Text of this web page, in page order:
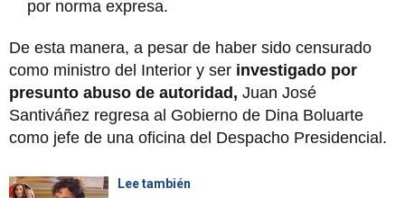
por norma expresa.
De esta manera, a pesar de haber sido censurado
como ministro del Interior y ser investigado por
presunto abuso de autoridad, Juan José
Santiváñez regresa al Gobierno de Dina Boluarte
como jefe de una oficina del Despacho Presidencial.
Lee también